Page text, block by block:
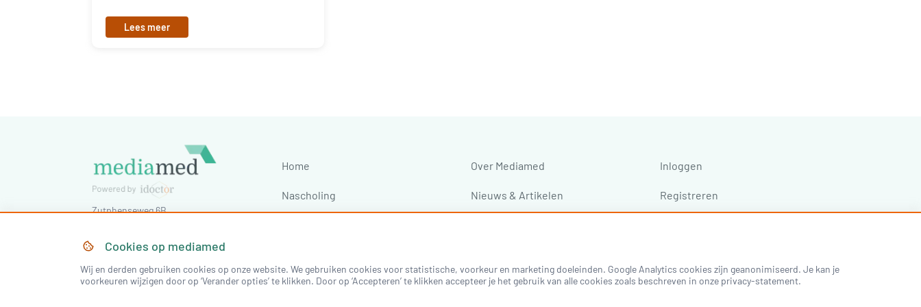
Lees meer
Zutphenseweg 6B
Tel:030-7603620
staff@idoctornet.com
Home Over Mediamed
Nascholing Nieuws & Artikelen
Inloggen
Registreren
Cookies op mediamed
Wij en derden gebruiken cookies op onze website. We gebruiken cookies voor statistische, voorkeur en marketing doeleinden. Google Analytics cookies zijn geanonimiseerd. Je kan je
voorkeuren wijzigen door op ‘Verander opties’ te klikken. Door op ‘Accepteren’ te klikken accepteer je het gebruik van alle cookies zoals beschreven in onze privacy-statement.